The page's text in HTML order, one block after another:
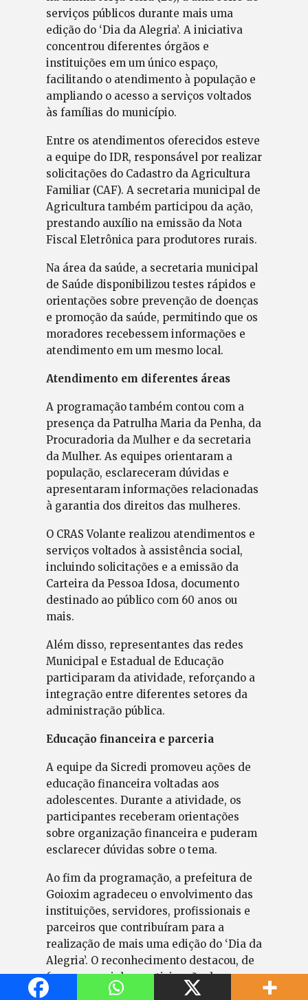
serviços públicos durante mais uma
edição do ‘Dia da Alegria’. A iniciativa
concentrou diferentes órgãos e
instituições em um único espaço,
facilitando o atendimento à população e
ampliando o acesso a serviços voltados
às famílias do município.
Entre os atendimentos oferecidos esteve
a equipe do IDR, responsável por realizar
solicitações do Cadastro da Agricultura
Familiar (CAF). A secretaria municipal de
Agricultura também participou da ação,
prestando auxílio na emissão da Nota
Fiscal Eletrônica para produtores rurais.
Na área da saúde, a secretaria municipal
de Saúde disponibilizou testes rápidos e
orientações sobre prevenção de doenças
e promoção da saúde, permitindo que os
moradores recebessem informações e
atendimento em um mesmo local.
Atendimento em diferentes áreas
A programação também contou com a
presença da Patrulha Maria da Penha, da
Procuradoria da Mulher e da secretaria
da Mulher. As equipes orientaram a
população, esclareceram dúvidas e
apresentaram informações relacionadas
à garantia dos direitos das mulheres.
O CRAS Volante realizou atendimentos e
serviços voltados à assistência social,
incluindo solicitações e a emissão da
Carteira da Pessoa Idosa, documento
destinado ao público com 60 anos ou
mais.
Além disso, representantes das redes
Municipal e Estadual de Educação
participaram da atividade, reforçando a
integração entre diferentes setores da
administração pública.
Educação financeira e parceria
A equipe da Sicredi promoveu ações de
educação financeira voltadas aos
adolescentes. Durante a atividade, os
participantes receberam orientações
sobre organização financeira e puderam
esclarecer dúvidas sobre o tema.
Ao fim da programação, a prefeitura de
Goioxim agradeceu o envolvimento das
instituições, servidores, profissionais e
parceiros que contribuíram para a
realização de mais uma edição do ‘Dia da
Alegria’. O reconhecimento destacou, de
forma especial, a participação da
secretaria municipal de Agricultura,